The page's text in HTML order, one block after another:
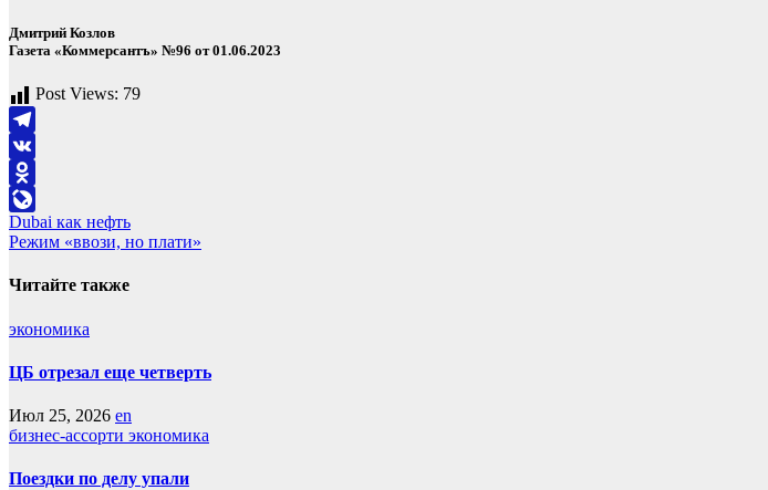
Дмитрий Козлов
Газета «Коммерсантъ» №96 от 01.06.2023
Post Views: 79
Telegram
VK
Odnoklassniki
LiveJournal
Навигация
по
записям
Dubai как нефть
Режим «ввози, но плати»
Читайте также
экономика
ЦБ отрезал еще четверть
Июл 25, 2026 en
бизнес-ассорти экономика
Поездки по делу упали